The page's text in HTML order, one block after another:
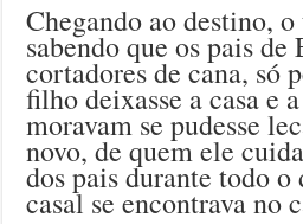
Chegando ao destino,
sabendo que os pais de
cortadores de cana, só
filho deixasse a casa e
moravam se pudesse
novo, de quem ele
dos pais durante todo o
casal se encontrava no